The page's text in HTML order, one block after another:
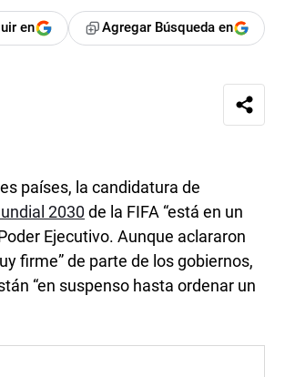
en Agregar Búsqueda en
países, la candidatura de
2030 de la FIFA “está en un
Ejecutivo. Aunque aclararon
firme” de parte de los gobiernos,
“en suspenso hasta ordenar un